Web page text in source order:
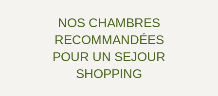
NOS CHAMBRES
RECOMMANDÉES
POUR UN SEJOUR
SHOPPING